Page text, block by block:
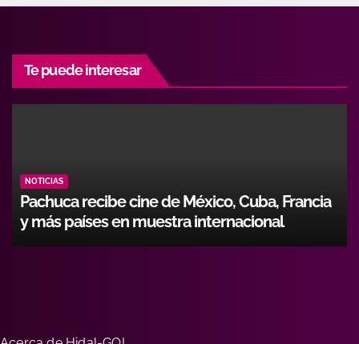
Te puede interesar
NOTICIAS
Hidalgo fortalece formación de operadores
con alianza entre Icathi y GEMI